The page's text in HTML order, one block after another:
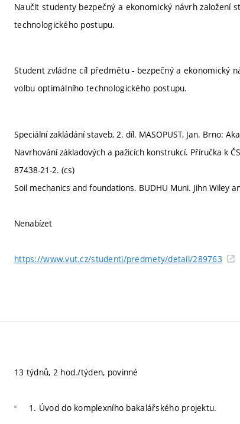
Naučit studenty bezpečný a ekonomický návrh založení
technologického postupu.
Student zvládne cíl předmětu - bezpečný a ekonomický
volbu optimálního technologického postupu.
Speciální zakládání staveb, 2. díl. MASOPUST, Jan. Brno:
Navrhování základových a pažicích konstrukcí. Příručka k
87438-21-2. (cs)
Soil mechanics and foundations. BUDHU Muni. Jihn Wiley
Nenabízet
https://www.vut.cz/studenti/predmety/detail/289763
13 týdnů, 2 hod./týden, povinné
1. Úvod do komplexního bakalářského projektu.